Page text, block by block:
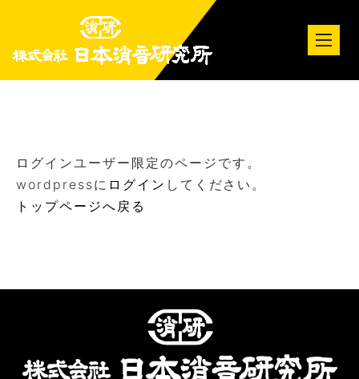
ログインユーザー限定のページです。
wordpressに ログイン してください。
トップページへ戻る